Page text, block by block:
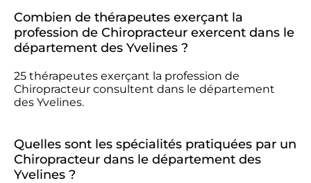
Combien de thérapeutes exerçant la
profession de Chiropracteur exercent dans le
département des Yvelines ?
25 thérapeutes exerçant la profession de
Chiropracteur consultent dans le département
des Yvelines.
Quelles sont les spécialités pratiquées par un
Chiropracteur dans le département des
Yvelines ?